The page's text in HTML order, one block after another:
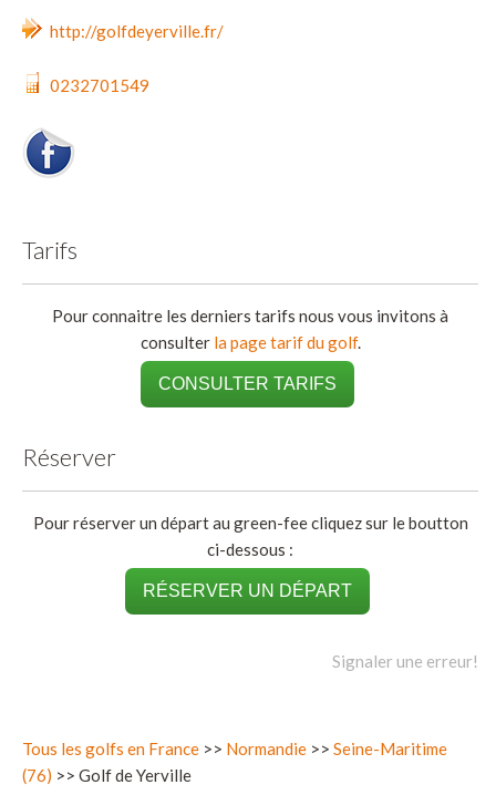
http://golfdeyerville.fr/
0232701549
Tarifs
Pour connaitre les derniers tarifs nous vous invitons à
consulter la page tarif du golf.
CONSULTER TARIFS
Réserver
Pour réserver un départ au green-fee cliquez sur le boutton
ci-dessous :
RÉSERVER UN DÉPART
Signaler une erreur!
Tous les golfs en France >> Normandie >> Seine-Maritime
(76) >> Golf de Yerville